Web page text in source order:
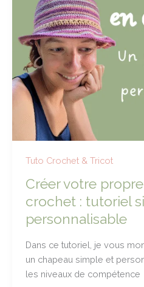
boho-
chic
|
Tutoriel
Upcycling
Tuto Crochet & Tricot
Créer votre
crochet : tutoriel
personnalisable
Dans ce tutoriel, je vous
un chapeau simple et
les niveaux de compétence